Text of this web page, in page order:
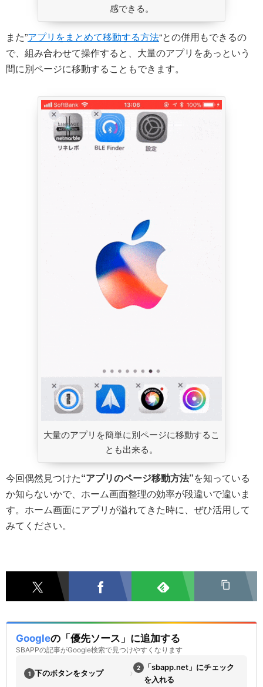
感できる。
また”アプリをまとめて移動する方法“との併用もできるの
で、組み合わせて操作すると、大量のアプリをあっという
間に別ページに移動することもできます。
大量のアプリを簡単に別ページに移動するこ
とも出来る。
今回偶然見つけた“アプリのページ移動方法”を知っている
か知らないかで、ホーム画面整理の効率が段違いで違いま
す。ホーム画面にアプリが溢れてきた時に、ぜひ活用して
みてください。
Googleの「優先ソース」に追加する
SBAPPの記事がGoogle検索で見つけやすくなります
1 下のボタンをタップ › 2
「sbapp.net」にチェック
を入れる